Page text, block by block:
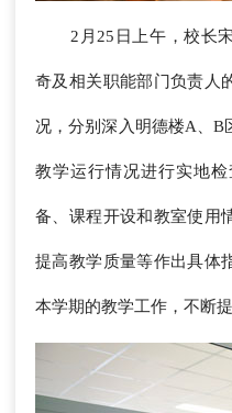
2月25日上午，校长
奇及相关职能部门负责人
况，分别深入明德楼A、B
教学运行情况进行实地
备、课程开设和教室使用
提高教学质量等作出具体
本学期的教学工作，不断